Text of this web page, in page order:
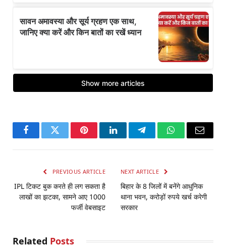
FacebookTwitter PinterestLinkedInTelegramWhatsApp
Email
PREVIOUS ARTICLE
IPL टिकट बुक करते ही लग सकता है
लाखों का झटका, सामने आए 1000
फर्जी वेबसाइट
NEXT ARTICLE
बिहार के 8 जिलों में बनेंगे आधुनिक
थाना भवन, करोड़ों रुपये खर्च करेगी
सरकार
Related Posts